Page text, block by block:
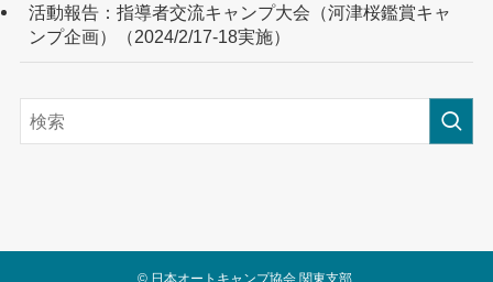
活動報告：指導者交流キャンプ大会（河津桜鑑賞キャ
ンプ企画）（2024/2/17-18実施）
© 日本オートキャンプ協会 関東支部.